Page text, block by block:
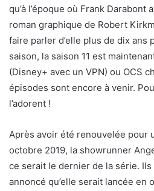
qu’à l’époque où Frank Darabont
roman graphique de Robert
faire parler d’elle plus de dix ans
saison, la saison 11 est
(Disney+ avec un VPN) ou OCS
épisodes sont encore à venir.
l’adorent !
Après avoir été renouvelée pour
octobre 2019, la showrunner
ce serait le dernier de la série.
annoncé qu’elle serait lancée en